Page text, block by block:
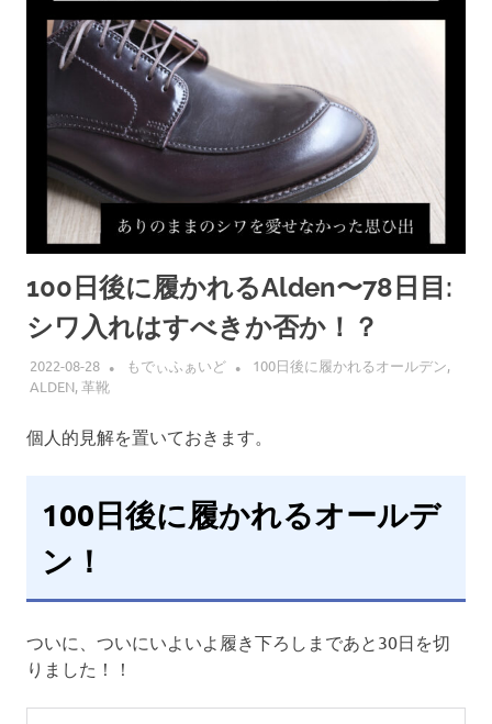
100日後に履かれるAlden〜78日目:
シワ入れはすべきか否か！？
2022-08-28 もでぃふぁいど 100日後に履かれるオールデン,
ALDEN,革靴
個人的見解を置いておきます。
100日後に履かれるオールデ
ン！
ついに、ついにいよいよ履き下ろしまであと30日を切
りました！！